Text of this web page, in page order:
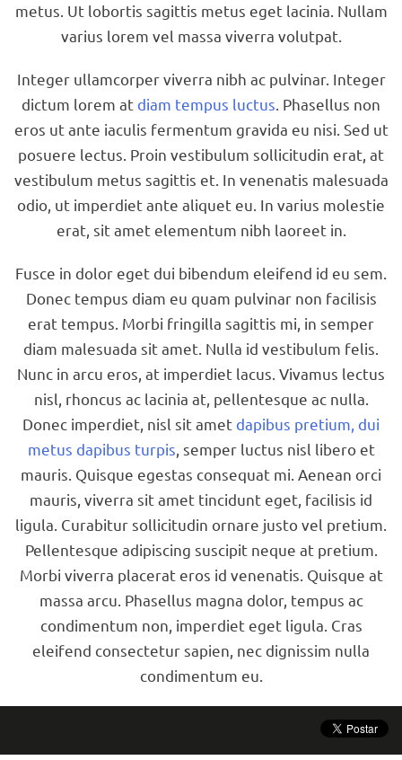
metus. Ut lobortis sagittis metus eget lacinia. Nullam
varius lorem vel massa viverra volutpat.
Integer ullamcorper viverra nibh ac pulvinar. Integer
dictum lorem at diam tempus luctus . Phasellus non
eros ut ante iaculis fermentum gravida eu nisi. Sed ut
posuere lectus. Proin vestibulum sollicitudin erat, at
vestibulum metus sagittis et. In venenatis malesuada
odio, ut imperdiet ante aliquet eu. In varius molestie
erat, sit amet elementum nibh laoreet in.
Fusce in dolor eget dui bibendum eleifend id eu sem.
Donec tempus diam eu quam pulvinar non facilisis
erat tempus. Morbi fringilla sagittis mi, in semper
diam malesuada sit amet. Nulla id vestibulum felis.
Nunc in arcu eros, at imperdiet lacus. Vivamus lectus
nisl, rhoncus ac lacinia at, pellentesque ac nulla.
Donec imperdiet, nisl sit amet dapibus pretium, dui
metus dapibus turpis , semper luctus nisl libero et
mauris. Quisque egestas consequat mi. Aenean orci
mauris, viverra sit amet tincidunt eget, facilisis id
ligula. Curabitur sollicitudin ornare justo vel pretium.
Pellentesque adipiscing suscipit neque at pretium.
Morbi viverra placerat eros id venenatis. Quisque at
massa arcu. Phasellus magna dolor, tempus ac
condimentum non, imperdiet eget ligula. Cras
eleifend consectetur sapien, nec dignissim nulla
condimentum eu.